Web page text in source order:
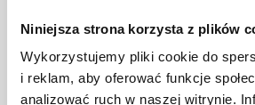
Niniejsza strona korzysta z plików
Wykorzystujemy pliki cookie do
i reklam, aby oferować funkcje
analizować ruch w naszej witrynie.
JAKĄ METODĘ ZARZĄDZANIA
KAŻDY MENEDŻER?